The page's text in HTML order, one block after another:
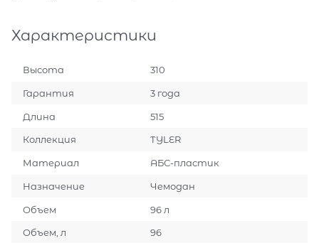
Характеристики
Высота 310
Гарантия 3 года
Длина 515
Коллекция TYLER
Материал АБС-пластик
Назначение Чемодан
Объем 96 л
Объем, л 96